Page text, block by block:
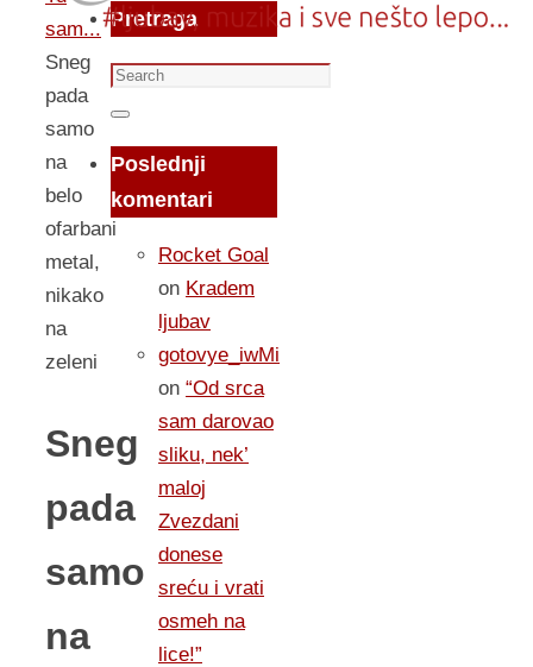
sam...
Sneg
pada
samo
na
belo
ofarbani
metal,
nikako
na
zeleni
Sneg
pada
samo
na
Pretraga
Search
for:
Search
Poslednji
komentari
Rocket Goal
on Kradem
ljubav
gotovye_iwMi
on “Od srca
sam darovao
sliku, nek’
maloj
Zvezdani
donese
sreću i vrati
osmeh na
lice!”